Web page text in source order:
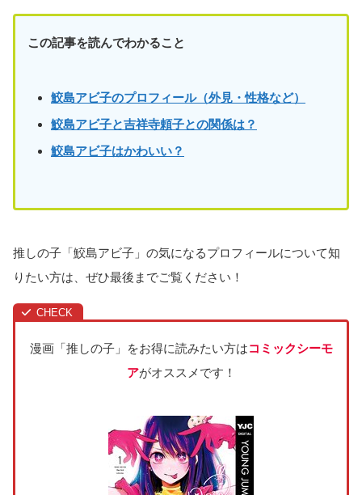
この記事を読んでわかること
鮫島アビ子のプロフィール（外見・性格など）
鮫島アビ子と吉祥寺頼子との関係は？
鮫島アビ子はかわいい？
推しの子「鮫島アビ子」の気になるプロフィールについて知
りたい方は、ぜひ最後までご覧ください！
漫画「推しの子」をお得に読みたい方はコミックシーモ
アがオススメです！